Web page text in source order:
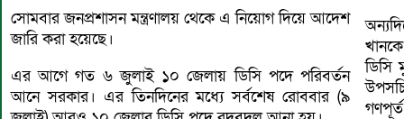
সোমবার জনপ্রশাসন মন্ত্রণালয় থেকে এ নিয়োগ দিয়ে আদেশ
জারি করা হয়েছে।
এর আগে গত ৬ জুলাই ১০ জেলায় ডিসি পদে পরিবর্তন
আনে সরকার। এর তিনদিনের মধ্যে সর্বশেষ রোববার (৯
ডিসি